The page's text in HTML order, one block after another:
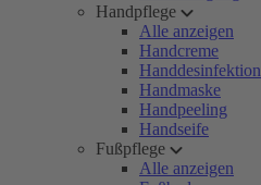
Handpflege
Alle anzeigen
Handcreme
Handdesinfektion
Handmaske
Handpeeling
Handseife
Fußpflege
Alle anzeigen